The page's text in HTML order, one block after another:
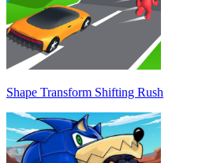
Shape Transform Shifting Rush